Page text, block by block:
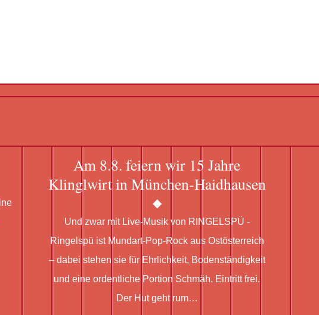
Am 8.8. feiern wir 15 Jahre
Klinglwirt in München-Haidhausen
Und zwar mit Live-Musik von RINGELSPÜ -
Ringelspü ist Mundart-Pop-Rock aus Ostösterreich
– dabei stehen sie für Ehrlichkeit, Bodenständigkeit
und eine ordentliche Portion Schmäh. Eintritt frei.
Der Hut geht rum…